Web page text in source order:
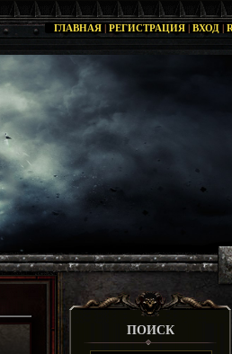
ГЛАВНАЯ | РЕГИСТРАЦИЯ | ВХОД |
ПОИСК